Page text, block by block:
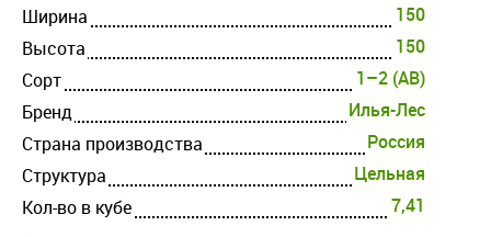
Ширина
150
Высота
150
Cорт
1–2 (AB)
Бренд
Илья-Лес
Страна производства
Россия
Структура
Цельная
Кол-во в кубе
7,41